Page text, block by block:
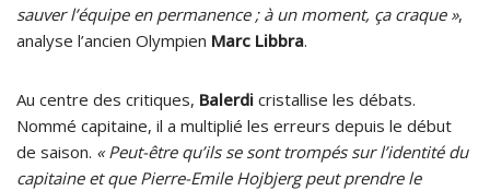
sauver l’équipe en permanence ; à un moment, ça craque »,
analyse l’ancien Olympien Marc Libbra.
Au centre des critiques, Balerdi cristallise les débats.
Nommé capitaine, il a multiplié les erreurs depuis le début
de saison. « Peut-être qu’ils se sont trompés sur l’identité du
capitaine et que Pierre-Emile Hojbjerg peut prendre le